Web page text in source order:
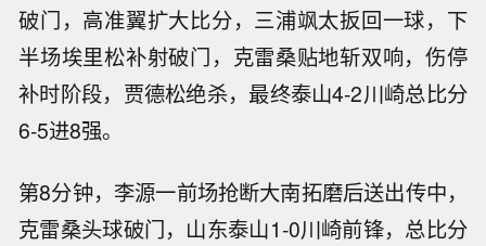
破门，高准翼扩大比分，三浦飒太扳回一球，下
半场埃里松补射破门，克雷桑贴地斩双响，伤停
补时阶段，贾德松绝杀，最终泰山4-2川崎总比分
6-5进8强。
第8分钟，李源一前场抢断大南拓磨后送出传中，
克雷桑头球破门，山东泰山1-0川崎前锋，总比分